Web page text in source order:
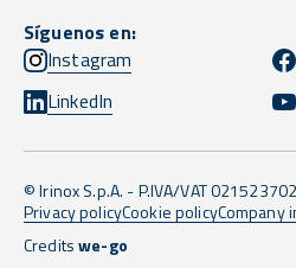
Síguenos en:
Instagram
LinkedIn
© Irinox S.p.A. - P.IVA/VAT
Privacy policyCookie policyCompany
Creditswe-go